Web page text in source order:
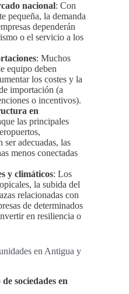
nacional: Con
pequeña, la demanda
dependerán
o el servicio a los
: Muchos
equipo deben
los costes y la
importación (a
o incentivos).
en
las principales
ser adecuadas, las
menos conectadas
y climáticos: Los
la subida del
relacionadas con
de determinados
en resiliencia o
en Antigua y
sociedades en